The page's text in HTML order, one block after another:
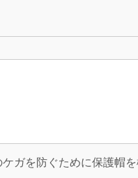
ガを防ぐために保護帽